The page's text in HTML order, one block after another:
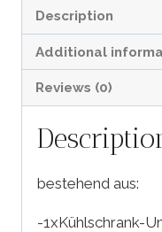
Description
Additional
Reviews (0)
bestehend aus:
-1xKühlschrank-